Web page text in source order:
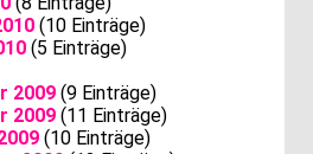
(10 Einträge)
(5 Einträge)
2009 (9 Einträge)
2009 (11 Einträge)
(10 Einträge)